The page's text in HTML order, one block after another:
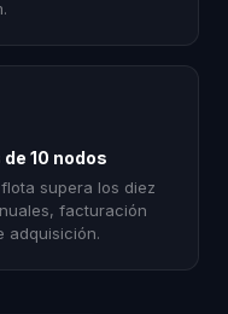
10 nodos
supera los diez
facturación
adquisición.